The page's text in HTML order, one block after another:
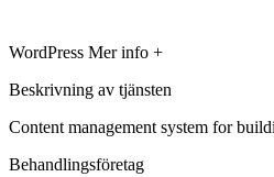
WordPress Mer info +
Beskrivning av tjänsten
Content management system for
Behandlingsföretag